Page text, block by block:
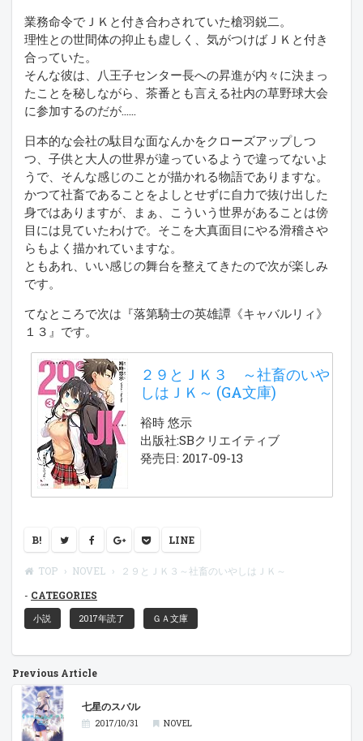
業務命令でＪＫと付き合わされていた槍羽鋭二。
理性との世間体の抑止も虚しく、気がつけばＪＫと付き
合っていた。
そんな彼は、八王子センター長への昇進が内々に決まっ
たことを秘しながら、茶番とも言える社内の草野球大会
に参加するのだが……
日本的な会社の駄目な面なんかをクローズアップしつ
つ、子供と大人の世界が違っているようで違ってないよ
うで、そんな感じのことが描かれる物語でありますな。
かつて社畜であることをよしとせずに自力で抜け出した
身ではありますが、まぁ、こういう世界があることは傍
目には見ていたわけで。そこを大真面目にやる滑稽さや
らもよく描かれていますな。
ともあれ、いい感じの舞台を整えてきたので次が楽しみ
です。
てなところで次は『落第騎士の英雄譚《キャバルリィ》
１３』です。
２９とＪＫ３ ～社畜のいや
しはＪＫ～ (GA文庫)
裕時 悠示
出版社:SBクリエイティブ
発売日: 2017-09-13
B! LINE
TOP NOVEL
２９とＪＫ３～社畜のいやしはＪＫ～
CATEGORIES
小説 2017年読了 ＧＡ文庫
Previous Article
七星のスバル
2017/10/31 NOVEL